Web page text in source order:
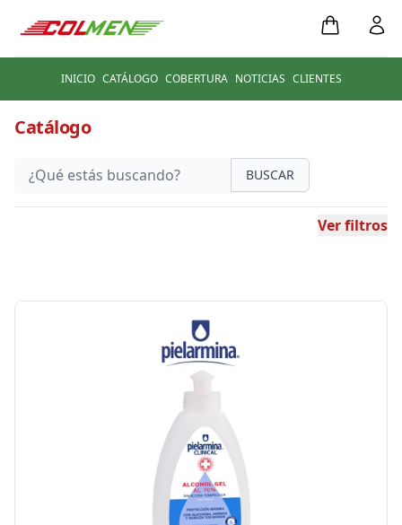
INICIO CATÁLOGO COBERTURA NOTICIAS CLIENTES
Catálogo
BUSCAR
Ver filtros